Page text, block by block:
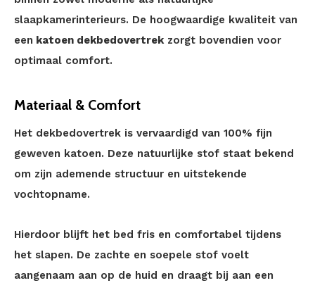
slaapkamerinterieurs. De hoogwaardige kwaliteit van
een katoen dekbedovertrekzorgt bovendien voor
optimaal comfort.
Materiaal & Comfort
Het dekbedovertrek is vervaardigd van 100% fijn
geweven katoen. Deze natuurlijke stof staat bekend
om zijn ademende structuur en uitstekende
vochtopname.
Hierdoor blijft het bed fris en comfortabel tijdens
het slapen. De zachte en soepele stof voelt
aangenaam aan op de huid en draagt bij aan een